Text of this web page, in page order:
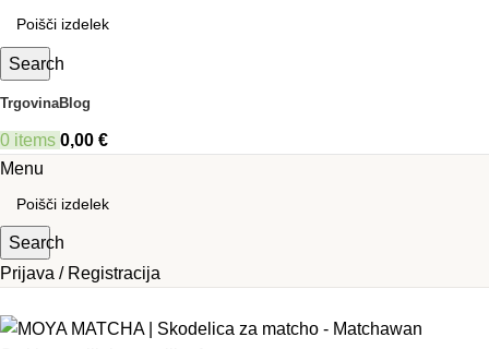
Search
TrgovinaBlog
0 items 0,00 €
Menu
Search
Prijava / Registracija